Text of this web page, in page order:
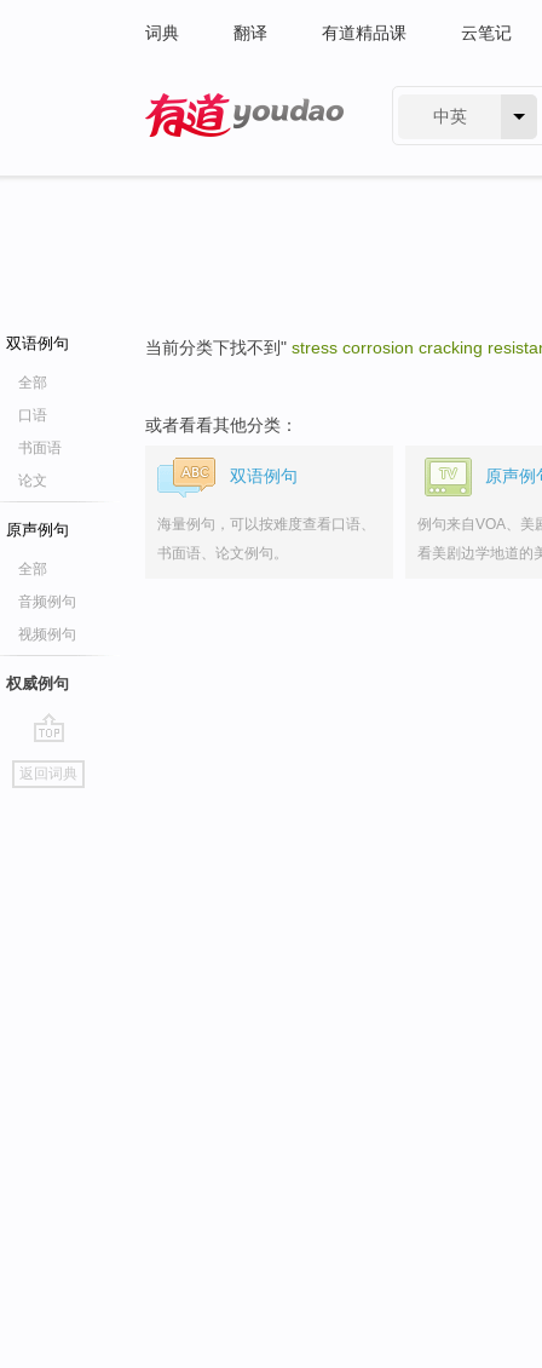
词典 翻译 有道精品课 云笔记
中英
双语例句
全部
口语
书面语
论文
原声例句
全部
音频例句
视频例句
权威例句
go
top
返回词典
当前分类下找不到" stress corrosion cracking
或者看看其他分类：
双语例句
海量例句，可以按难度查看口语、
书面语、论文例句。
原声例
例句来自VOA、美
看美剧边学地道的